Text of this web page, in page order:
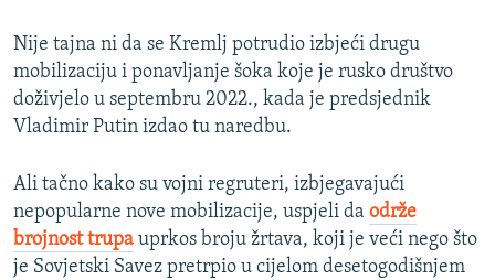
Nije tajna ni da se Kremlj potrudio izbjeći drugu
mobilizaciju i ponavljanje šoka koje je rusko društvo
doživjelo u septembru 2022., kada je predsjednik
Vladimir Putin izdao tu naredbu.
Ali tačno kako su vojni regruteri, izbjegavajući
nepopularne nove mobilizacije, uspjeli da održe
brojnost trupa uprkos broju žrtava, koji je veći nego što
je Sovjetski Savez pretrpio u cijelom desetogodišnjem